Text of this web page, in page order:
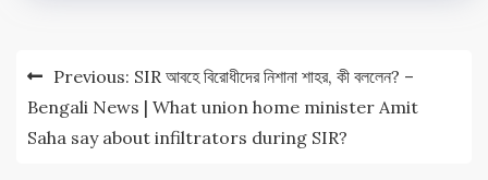
Post
navigation
Previous: SIR আবহে বিরোধীদের নিশানা শাহর, কী বললেন? –
Bengali News | What union home minister Amit
Saha say about infiltrators during SIR?